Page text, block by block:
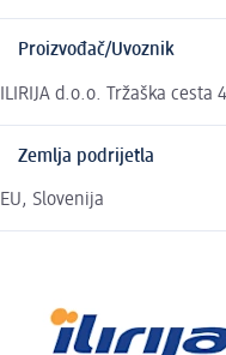
Proizvođač/Uvoznik
ILIRIJA d.o.o. Tržaška
Zemlja podrijetla
EU, Slovenija